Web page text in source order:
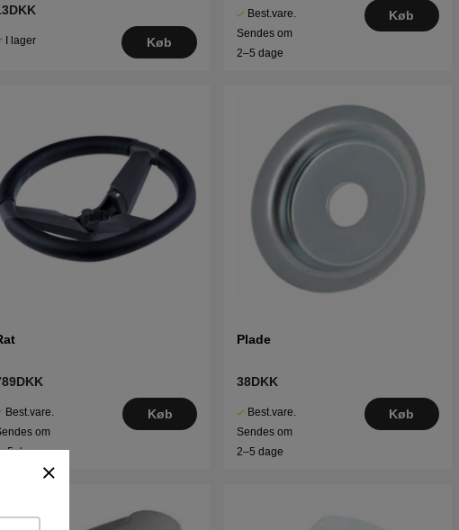
I lager Køb
Best.vare.
Sendes om
2–5 dage
Køb
Best.vare.
om
dage
Køb
Plade
38DKK
Best.vare.
Sendes om
2–5 dage
Køb